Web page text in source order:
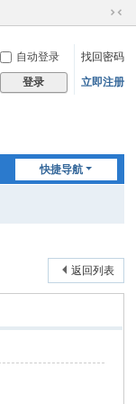
切
到
窄
自动登录
找回密码
登录 立即注册
快捷导航
返回列表